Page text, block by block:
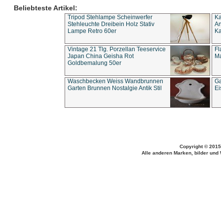
Beliebteste Artikel:
Tripod Stehlampe Scheinwerfer
Stehleuchte Dreibein Holz Stativ
Lampe Retro 60er
Vintage 21 Tlg. Porzellan Teeservice
Japan China Geisha Rot
Goldbemalung 50er
Waschbecken Weiss Wandbrunnen
Garten Brunnen Nostalgie Antik Stil
Copyright ©
Alle anderen Marken, bilder und